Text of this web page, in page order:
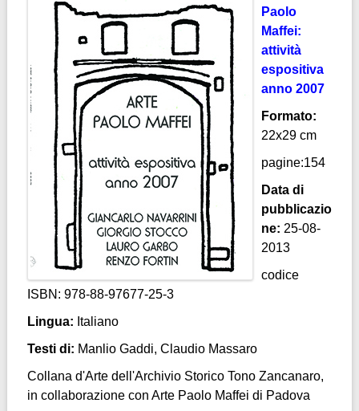
Paolo
Maffei:
attività
espositiva
anno 2007
Formato:
22x29 cm
pagine:154
Data di
pubblicazio
ne: 25-08-
2013
codice
ISBN: 978-88-97677-25-3
Lingua: Italiano
Testi di: Manlio Gaddi, Claudio Massaro
Collana d'Arte dell'Archivio Storico Tono Zancanaro,
in collaborazione con Arte Paolo Maffei di Padova